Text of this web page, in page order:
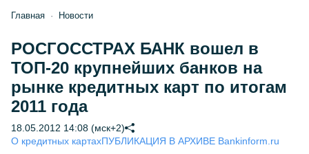
Главная Новости
РОСГОССТРАХ БАНК вошел в
ТОП-20 крупнейших банков на
рынке кредитных карт по итогам
2011 года
18.05.2012 14:08 (мск+2)
О кредитных картахПУБЛИКАЦИЯ В АРХИВЕ Bankinform.ru